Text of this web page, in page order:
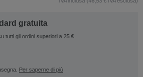
gratuita
tutti gli ordini superiori a 25 €.
Per saperne di più